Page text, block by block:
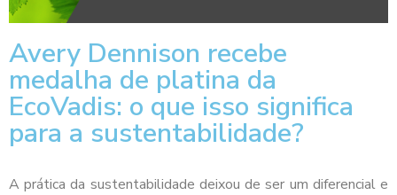
Avery Dennison recebe
medalha de platina da
EcoVadis: o que isso significa
para a sustentabilidade?
A prática da sustentabilidade deixou de ser um diferencial e